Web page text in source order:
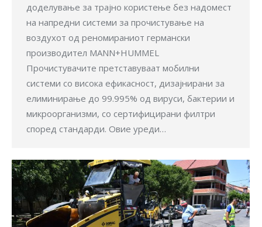
доделување за трајно користење без надомест
на напредни системи за прочистување на
воздухот од реномираниот германски
производител MANN+HUMMEL
Прочистувачите претставуваат мобилни
системи со висока ефикасност, дизајнирани за
елиминирање до 99.995% од вируси, бактерии и
микроорганизми, со сертифицирани филтри
според стандарди. Овие уреди…